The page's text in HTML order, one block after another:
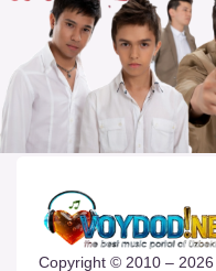
Copyright © 2010 –